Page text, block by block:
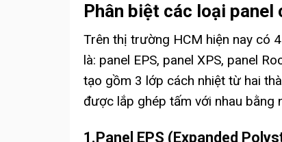
Phân biệt các loại panel
Trên thị trường HCM hiện nay có
là: panel EPS, panel XPS, panel
tạo gồm 3 lớp cách nhiệt từ hai
được lắp ghép tấm với nhau bằng
1.Panel EPS (Expanded